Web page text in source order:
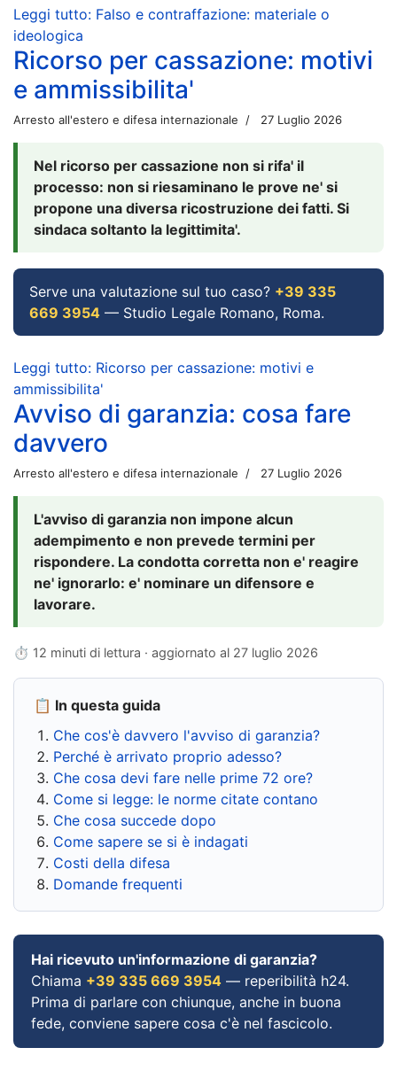
Leggi tutto: Falso e contraffazione: materiale o
ideologica
Ricorso per cassazione: motivi
e ammissibilita'
Arresto all'estero e difesa internazionale 27 Luglio 2026
Nel ricorso per cassazione non si rifa' il
processo: non si riesaminano le prove ne' si
propone una diversa ricostruzione dei fatti. Si
sindaca soltanto la legittimita'.
Serve una valutazione sul tuo caso? +39 335
669 3954 — Studio Legale Romano, Roma.
Leggi tutto: Ricorso per cassazione: motivi e
ammissibilita'
Avviso di garanzia: cosa fare
davvero
Arresto all'estero e difesa internazionale 27 Luglio 2026
L'avviso di garanzia non impone alcun
adempimento e non prevede termini per
rispondere. La condotta corretta non e' reagire
ne' ignorarlo: e' nominare un difensore e
lavorare.
⏱ 12 minuti di lettura · aggiornato al 27 luglio 2026
📋 In questa guida
Che cos'è davvero l'avviso di garanzia?
Perché è arrivato proprio adesso?
Che cosa devi fare nelle prime 72 ore?
Come si legge: le norme citate contano
Che cosa succede dopo
Come sapere se si è indagati
Costi della difesa
Domande frequenti
Hai ricevuto un'informazione di garanzia?
Chiama +39 335 669 3954 — reperibilità h24.
Prima di parlare con chiunque, anche in buona
fede, conviene sapere cosa c'è nel fascicolo.